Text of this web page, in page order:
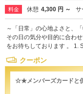
料金 休憩 4,300 円 ～ サ
～「日常」の心地よさと、
その日の気分や目的に合わ
をお待ちしております 。 1.
クーポン
☆★メンバーズカードと